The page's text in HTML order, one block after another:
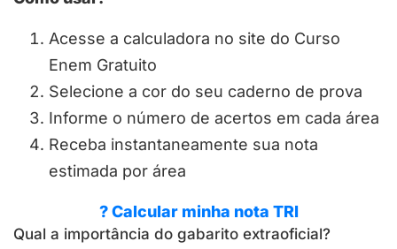
Acesse a calculadora no site do Curso
Enem Gratuito
Selecione a cor do seu caderno de prova
Informe o número de acertos em cada área
Receba instantaneamente sua nota
estimada por área
? Calcular minha nota TRI
Qual a importância do gabarito extraoficial?